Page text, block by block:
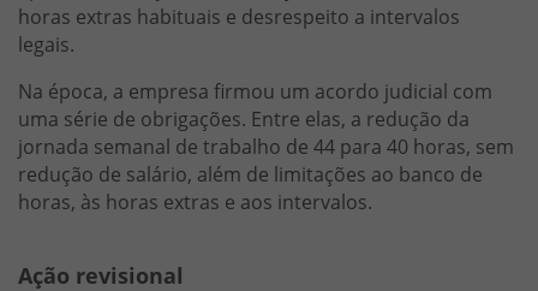
horas extras habituais e desrespeito a intervalos
legais.
Na época, a empresa firmou um acordo judicial com
uma série de obrigações. Entre elas, a redução da
jornada semanal de trabalho de 44 para 40 horas, sem
redução de salário, além de limitações ao banco de
horas, às horas extras e aos intervalos.
Ação revisional